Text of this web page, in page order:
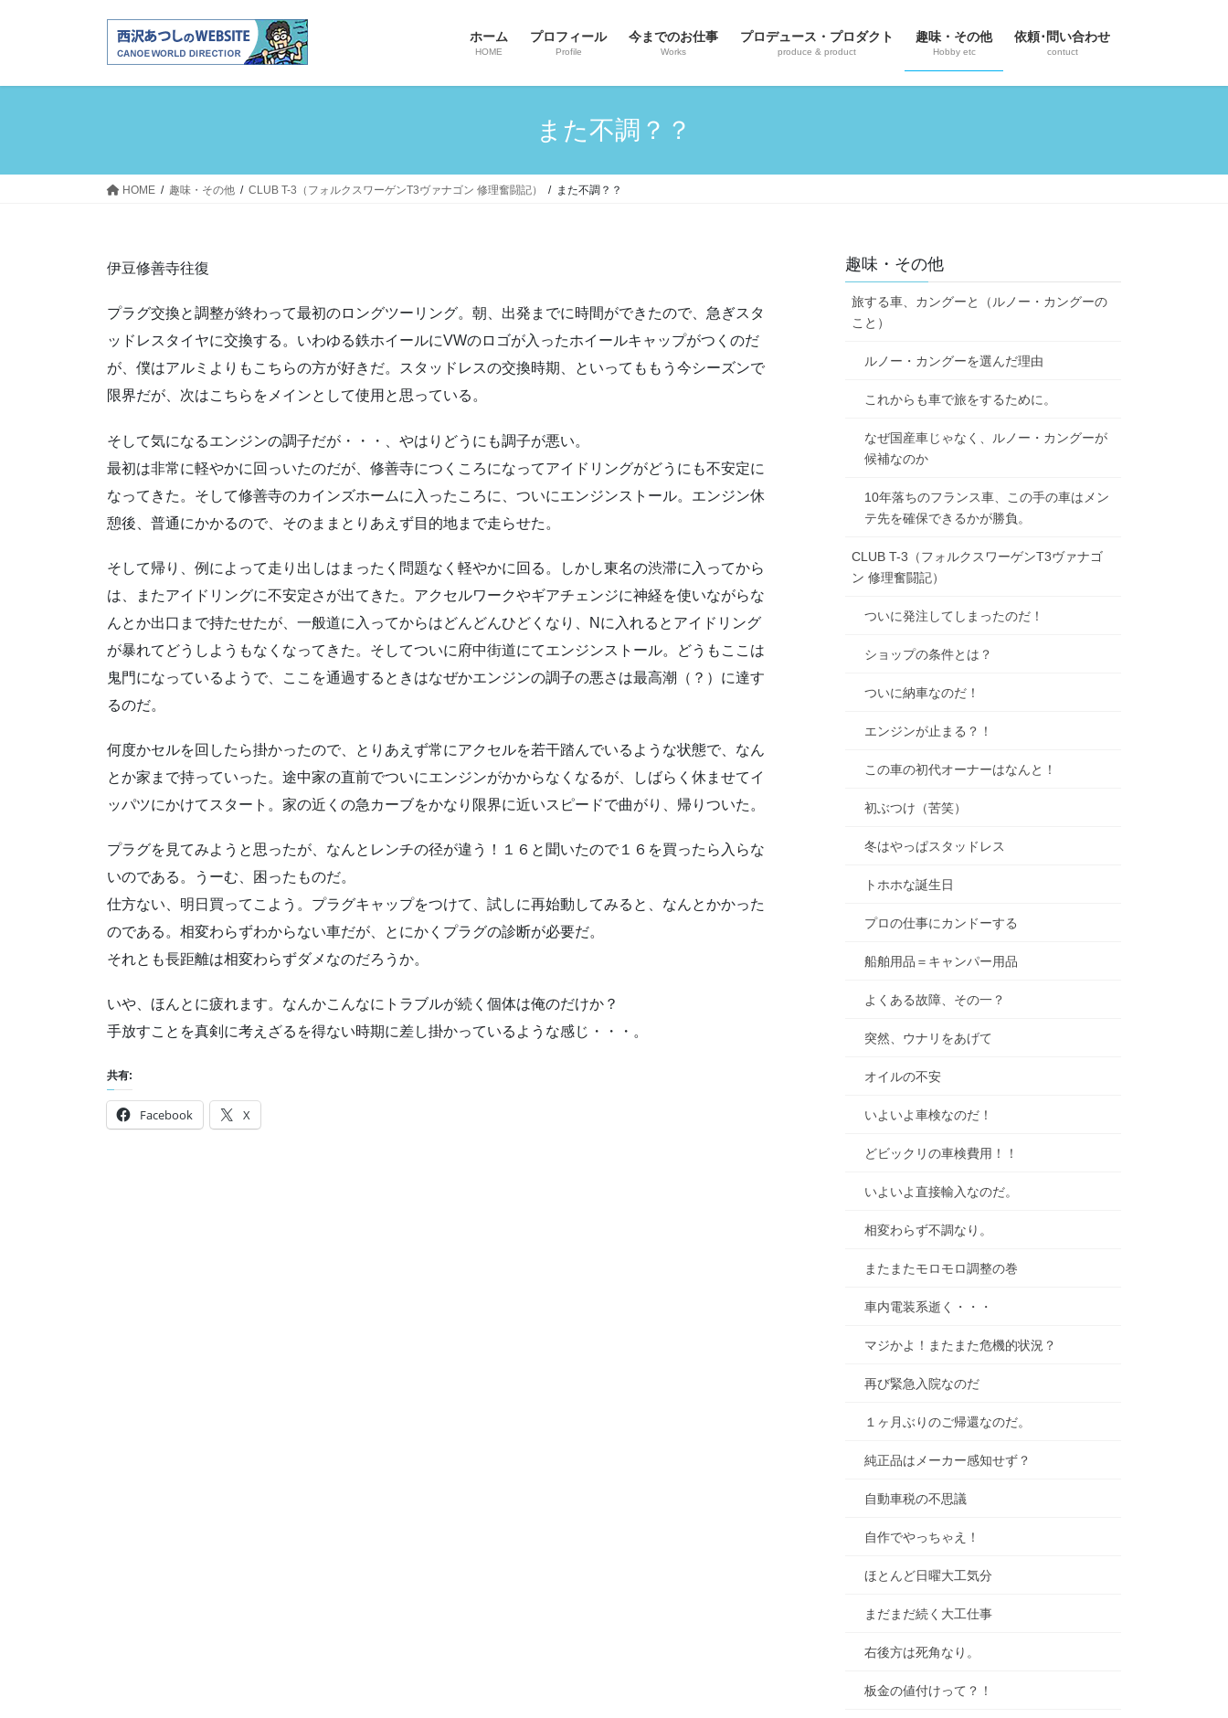
ホーム
HOME
プロフィール
Profile
今までのお仕事
Works
プロデュース・プロダクト
produce & product
趣味・その他
Hobby etc
依頼･問い合わせ
contuct
また不調？？
HOME 趣味・その他 CLUB T-3（フォルクスワーゲンT3ヴァナゴン 修理奮闘記） また不調？？
伊豆修善寺往復
プラグ交換と調整が終わって最初のロングツーリング。朝、出発までに時間ができたので、急ぎスタ
ッドレスタイヤに交換する。いわゆる鉄ホイールにVWのロゴが入ったホイールキャップがつくのだ
が、僕はアルミよりもこちらの方が好きだ。スタッドレスの交換時期、といってももう今シーズンで
限界だが、次はこちらをメインとして使用と思っている。
そして気になるエンジンの調子だが・・・、やはりどうにも調子が悪い。
最初は非常に軽やかに回っいたのだが、修善寺につくころになってアイドリングがどうにも不安定に
なってきた。そして修善寺のカインズホームに入ったころに、ついにエンジンストール。エンジン休
憩後、普通にかかるので、そのままとりあえず目的地まで走らせた。
そして帰り、例によって走り出しはまったく問題なく軽やかに回る。しかし東名の渋滞に入ってから
は、またアイドリングに不安定さが出てきた。アクセルワークやギアチェンジに神経を使いながらな
んとか出口まで持たせたが、一般道に入ってからはどんどんひどくなり、Nに入れるとアイドリング
が暴れてどうしようもなくなってきた。そしてついに府中街道にてエンジンストール。どうもここは
鬼門になっているようで、ここを通過するときはなぜかエンジンの調子の悪さは最高潮（？）に達す
るのだ。
何度かセルを回したら掛かったので、とりあえず常にアクセルを若干踏んでいるような状態で、なん
とか家まで持っていった。途中家の直前でついにエンジンがかからなくなるが、しばらく休ませてイ
ッパツにかけてスタート。家の近くの急カーブをかなり限界に近いスピードで曲がり、帰りついた。
プラグを見てみようと思ったが、なんとレンチの径が違う！１６と聞いたので１６を買ったら入らな
いのである。うーむ、困ったものだ。
仕方ない、明日買ってこよう。プラグキャップをつけて、試しに再始動してみると、なんとかかった
のである。相変わらずわからない車だが、とにかくプラグの診断が必要だ。
それとも長距離は相変わらずダメなのだろうか。
いや、ほんとに疲れます。なんかこんなにトラブルが続く個体は俺のだけか？
手放すことを真剣に考えざるを得ない時期に差し掛かっているような感じ・・・。
共有:
Facebook X
趣味・その他
旅する車、カングーと（ルノー・カングーの
こと）
ルノー・カングーを選んだ理由
これからも車で旅をするために。
なぜ国産車じゃなく、ルノー・カングーが
候補なのか
10年落ちのフランス車、この手の車はメン
テ先を確保できるかが勝負。
CLUB T-3（フォルクスワーゲンT3ヴァナゴ
ン 修理奮闘記）
ついに発注してしまったのだ！
ショップの条件とは？
ついに納車なのだ！
エンジンが止まる？！
この車の初代オーナーはなんと！
初ぶつけ（苦笑）
冬はやっぱスタッドレス
トホホな誕生日
プロの仕事にカンドーする
船舶用品＝キャンパー用品
よくある故障、その一？
突然、ウナリをあげて
オイルの不安
いよいよ車検なのだ！
どビックリの車検費用！！
いよいよ直接輸入なのだ。
相変わらず不調なり。
またまたモロモロ調整の巻
車内電装系逝く・・・
マジかよ！またまた危機的状況？
再び緊急入院なのだ
１ヶ月ぶりのご帰還なのだ。
純正品はメーカー感知せず？
自動車税の不思議
自作でやっちゃえ！
ほとんど日曜大工気分
まだまだ続く大工仕事
右後方は死角なり。
板金の値付けって？！